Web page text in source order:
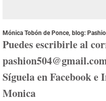
Mónica Tobón de Ponce, blog:
Puedes escribirle al
Síguela en Facebook
Monica